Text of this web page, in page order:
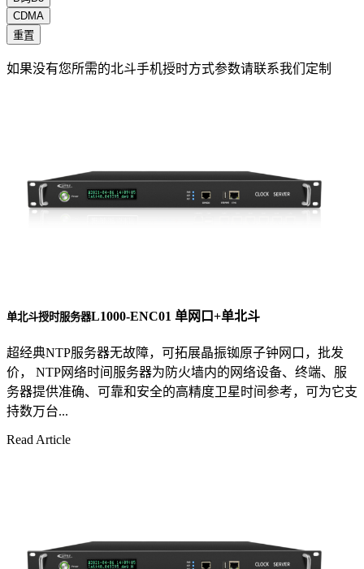
CDMA
重置
如果没有您所需的北斗手机授时方式参数请联系我们定制
单北斗授时服务器L1000-ENC01 单网口+单北斗
超经典NTP服务器无故障，可拓展晶振铷原子钟网口，批发
价， NTP网络时间服务器为防火墙内的网络设备、终端、服
务器提供准确、可靠和安全的高精度卫星时间参考，可为它支
持数万台...
Read Article